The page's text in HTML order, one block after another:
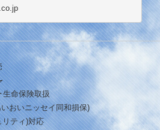
生命保険取扱
おいニッセイ同和損保)
リティ)対応